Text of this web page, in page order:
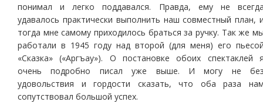
понимал и легко поддавался. Правда, ему не
удавалось практически выполнить наш совместный план,
тогда мне самому приходилось браться за ручку. Так же
работали в 1945 году над второй (для меня) его
«Сказка» («Аргъау»). О постановке обоих спектаклей
очень подробно писал уже выше. И могу не
удовольствия и гордости сказать, что оба раза
сопутствовал большой успех.